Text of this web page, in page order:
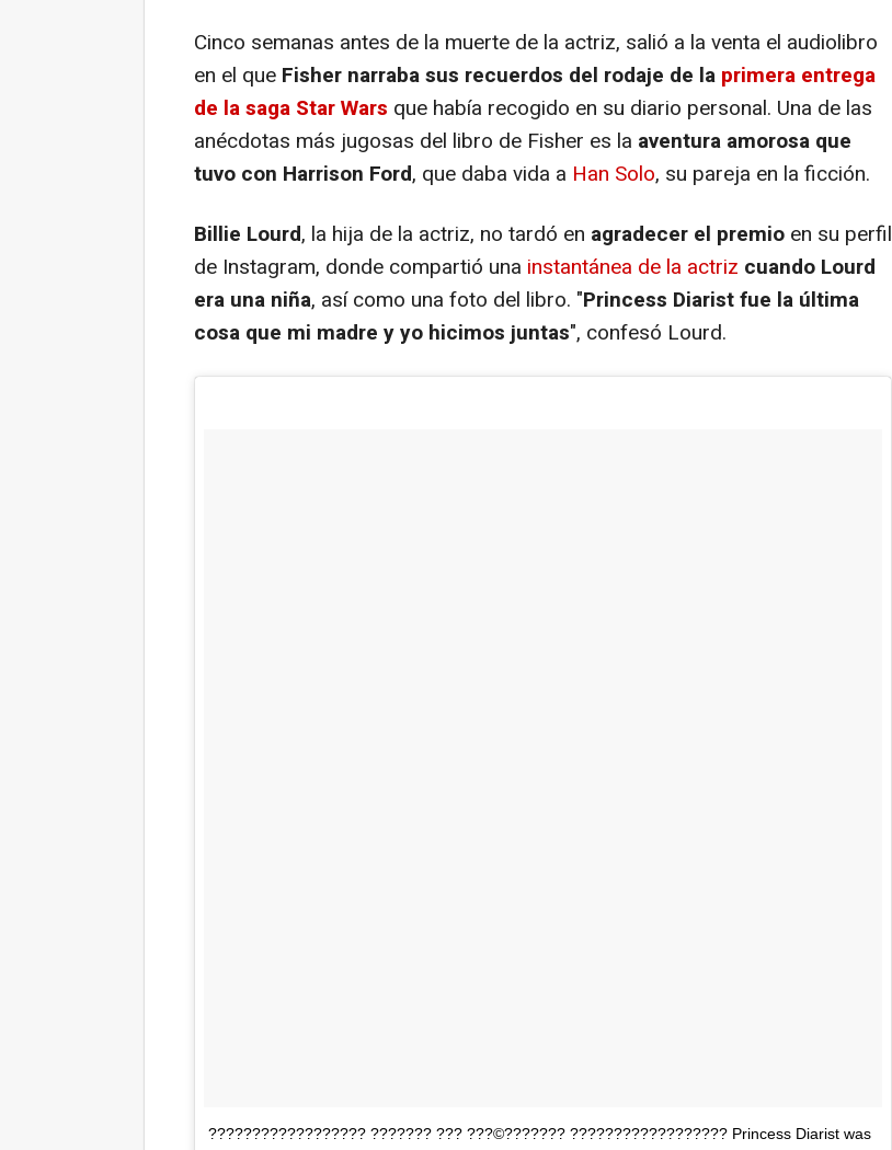
Cinco semanas antes de la muerte de la actriz, salió a la venta el audiolibro
en el que Fisher narraba sus recuerdos del rodaje de la primera entrega
de la saga Star Wars que había recogido en su diario personal. Una de las
anécdotas más jugosas del libro de Fisher es la aventura amorosa que
tuvo con Harrison Ford, que daba vida a Han Solo, su pareja en la ficción.
Billie Lourd, la hija de la actriz, no tardó en agradecer el premio en su perfil
de Instagram, donde compartió una instantánea de la actriz cuando Lourd
era una niña, así como una foto del libro. "Princess Diaristfue la última
cosa que mi madre y yo hicimos juntas", confesó Lourd.
?????????????????? ??????? ??? ???©??????? ?????????????????? Princess Diarist was